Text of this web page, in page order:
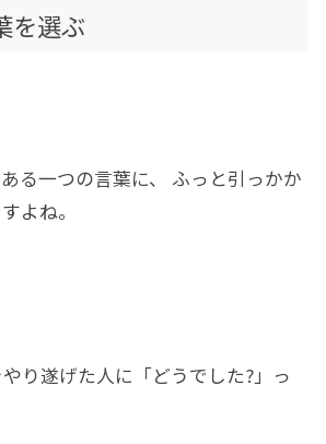
を選ぶ
る一つの言葉に、 ふっと引っかか
よね。
り遂げた人 に「どうでした?」っ